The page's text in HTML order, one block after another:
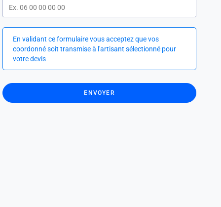
En validant ce formulaire vous acceptez que vos
coordonné soit transmise à l'artisant sélectionné pour
votre devis
ENVOYER